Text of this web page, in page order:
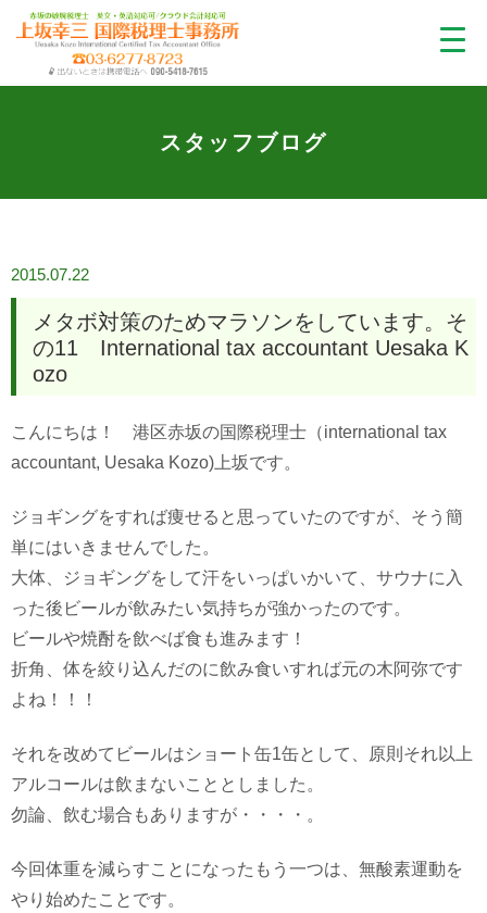
スタッフブログ
2015.07.22
メタボ対策のためマラソンをしています。そ
の11 International tax accountant Uesaka K
ozo
こんにちは！ 港区赤坂の国際税理士（international tax
accountant, Uesaka Kozo)上坂です。
ジョギングをすれば痩せると思っていたのですが、そう簡
単にはいきませんでした。
大体、ジョギングをして汗をいっぱいかいて、サウナに入
った後ビールが飲みたい気持ちが強かったのです。
ビールや焼酎を飲べば食も進みます！
折角、体を絞り込んだのに飲み食いすれば元の木阿弥です
よね！！！
それを改めてビールはショート缶1缶として、原則それ以上
アルコールは飲まないこととしました。
勿論、飲む場合もありますが・・・・。
今回体重を減らすことになったもう一つは、無酸素運動を
やり始めたことです。